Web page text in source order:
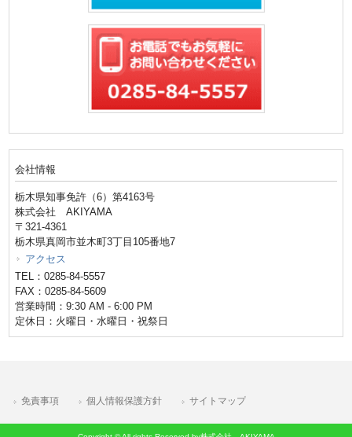
会社情報
栃木県知事免許（6）第4163号
株式会社 AKIYAMA
〒321-4361
栃木県真岡市並木町3丁目105番地7
アクセス
TEL：0285-84-5557
FAX：0285-84-5609
営業時間：9:30 AM - 6:00 PM
定休日：火曜日・水曜日・祝祭日
免責事項 個人情報保護方針 サイトマップ